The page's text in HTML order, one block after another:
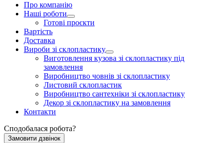
Про компанію
Наші роботи
Готові проєкти
Вартість
Доставка
Вироби зі склопластику
Виготовлення кузова зі склопластику під
замовлення
Виробництво човнів зі склопластику
Листовий склопластик
Виробництво сантехніки зі склопластику
Декор зі склопластику на замовлення
Контакти
Сподобалася робота?
Замовити дзвінок